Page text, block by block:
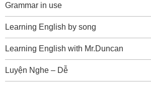
Grammar in use
Learning English by song
Learning English with Mr.Duncan
Luyện Nghe – Dễ